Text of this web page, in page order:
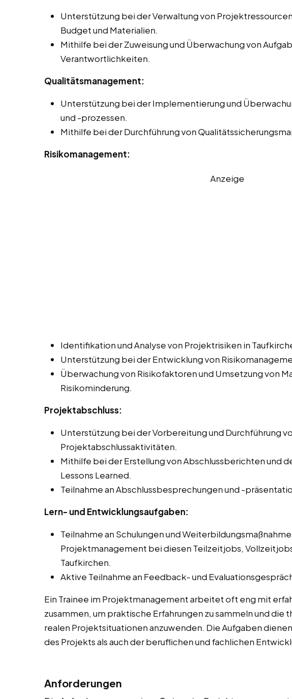
Unterstützung bei der Verwaltung von
Budget und Materialien.
Mithilfe bei der Zuweisung und Überwachung von
Verantwortlichkeiten.
Qualitätsmanagement:
Unterstützung bei der Implementierung und
und -prozessen.
Mithilfe bei der Durchführung von
Risikomanagement:
Anzeige
Identifikation und Analyse von Projektrisiken in
Unterstützung bei der Entwicklung von
Überwachung von Risikofaktoren und Umsetzung von
Risikominderung.
Projektabschluss:
Unterstützung bei der Vorbereitung und Durchführung
Projektabschlussaktivitäten.
Mithilfe bei der Erstellung von Abschlussberichten und
Lessons Learned.
Teilnahme an Abschlussbesprechungen und -
Lern- und Entwicklungsaufgaben:
Teilnahme an Schulungen und
Projektmanagement bei diesen Teilzeitjobs,
Taufkirchen.
Aktive Teilnahme an Feedback- und
Ein Trainee im Projektmanagement arbeitet oft eng mit
zusammen, um praktische Erfahrungen zu sammeln und die
realen Projektsituationen anzuwenden. Die Aufgaben
des Projekts als auch der beruflichen und fachlichen
Anforderungen